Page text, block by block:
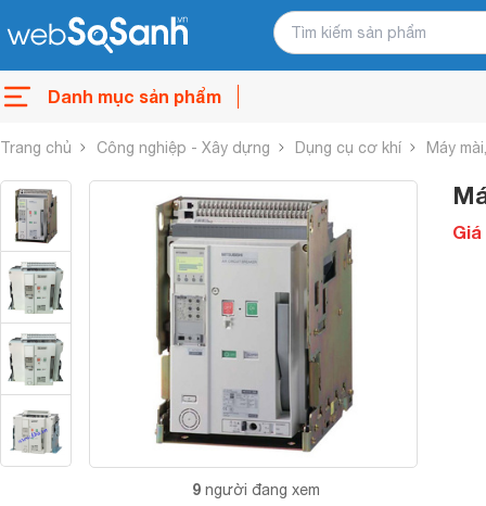
Danh mục sản phẩm
Trang chủ Công nghiệp - Xây dựng Dụng cụ cơ khí Máy
9 người đang xem
Giá